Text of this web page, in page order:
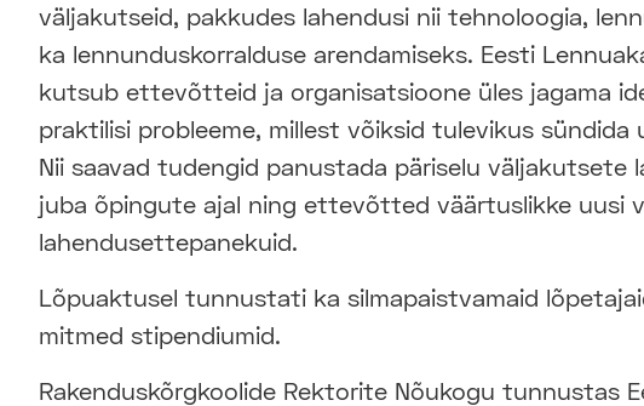
väljakutseid, pakkudes lahendusi nii tehnoloogia,
ka lennunduskorralduse arendamiseks. Eesti
kutsub ettevõtteid ja organisatsioone üles jagama
praktilisi probleeme, millest võiksid tulevikus sündida
Nii saavad tudengid panustada päriselu väljakutsete
juba õpingute ajal ning ettevõtted väärtuslikke uusi
lahendusettepanekuid.
Lõpuaktusel tunnustati ka silmapaistvamaid
mitmed stipendiumid.
Rakenduskõrgkoolide Rektorite Nõukogu tunnustas